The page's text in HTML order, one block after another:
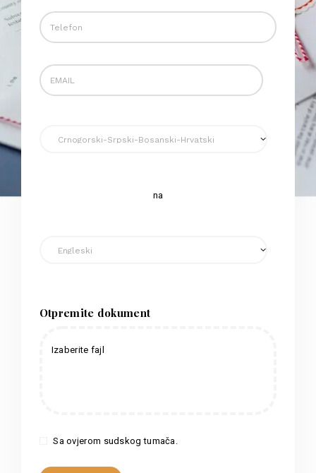
na
Otpremite dokument
Izaberite fajl
Sa ovjerom sudskog tumača.